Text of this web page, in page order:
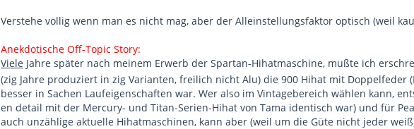
Verstehe völlig wenn man es nicht mag, aber der Alleinstellungsfaktor optisch (weil
Anekdotische Off-Topic Story:
Viele Jahre später nach meinem Erwerb der Spartan-Hihatmaschine, mußte ich
(zig Jahre produziert in zig Varianten, freilich nicht Alu) die 900 Hihat mit Doppelfeder
besser in Sachen Laufeigenschaften war. Wer also im Vintagebereich wählen kann,
en detail mit der Mercury- und Titan-Serien-Hihat von Tama identisch war) und für
auch unzählige aktuelle Hihatmaschinen, kann aber (weil um die Güte nicht jeder